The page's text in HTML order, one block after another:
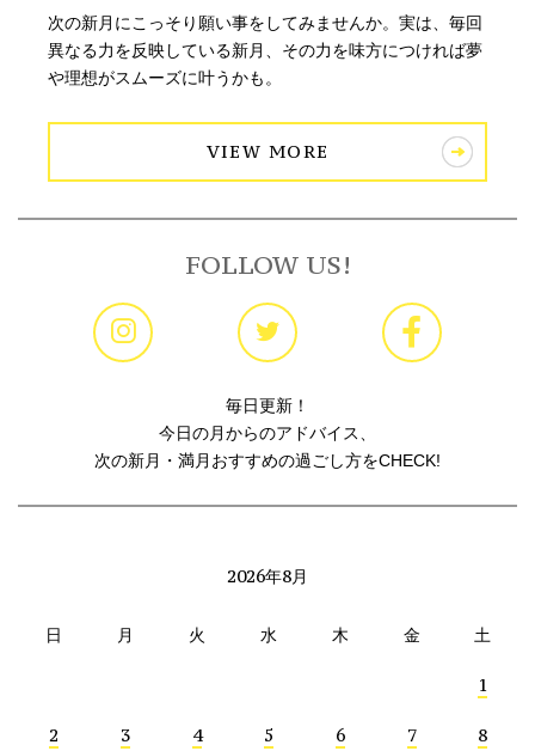
次の新月にこっそり願い事をしてみませんか。実は、毎回
異なる力を反映している新月、その力を味方につければ夢
や理想がスムーズに叶うかも。
VIEW MORE
FOLLOW US!
毎日更新！
今日の月からのアドバイス、
次の新月・満月おすすめの過ごし方をCHECK!
2026年8月
日 月 火 水 木 金 土
1
2 3 4 5 6 7 8